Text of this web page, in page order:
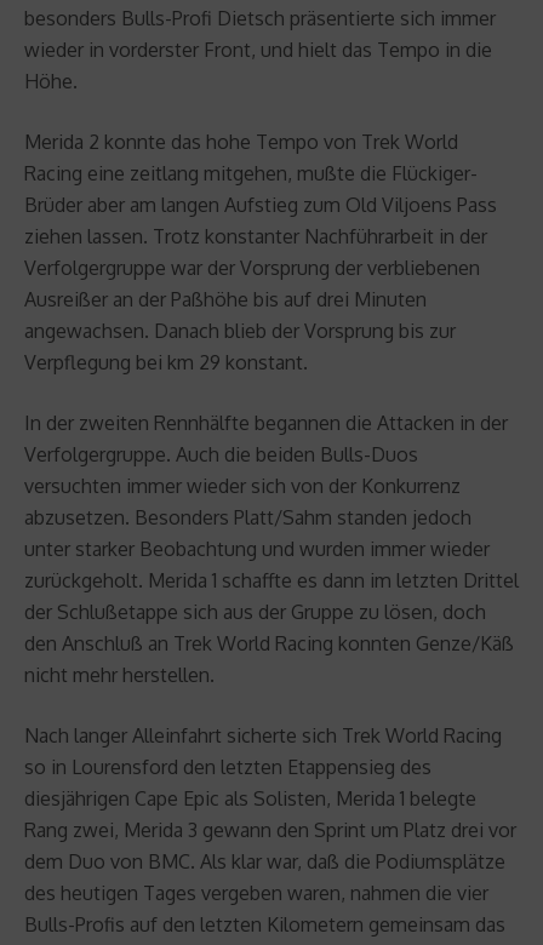
besonders Bulls-Profi Dietsch präsentierte sich immer
wieder in vorderster Front, und hielt das Tempo in die
Höhe.
Merida 2 konnte das hohe Tempo von Trek World
Racing eine zeitlang mitgehen, mußte die Flückiger-
Brüder aber am langen Aufstieg zum Old Viljoens Pass
ziehen lassen. Trotz konstanter Nachführarbeit in der
Verfolgergruppe war der Vorsprung der verbliebenen
Ausreißer an der Paßhöhe bis auf drei Minuten
angewachsen. Danach blieb der Vorsprung bis zur
Verpflegung bei km 29 konstant.
In der zweiten Rennhälfte begannen die Attacken in der
Verfolgergruppe. Auch die beiden Bulls-Duos
versuchten immer wieder sich von der Konkurrenz
abzusetzen. Besonders Platt/Sahm standen jedoch
unter starker Beobachtung und wurden immer wieder
zurückgeholt. Merida 1 schaffte es dann im letzten Drittel
der Schlußetappe sich aus der Gruppe zu lösen, doch
den Anschluß an Trek World Racing konnten Genze/Käß
nicht mehr herstellen.
Nach langer Alleinfahrt sicherte sich Trek World Racing
so in Lourensford den letzten Etappensieg des
diesjährigen Cape Epic als Solisten, Merida 1 belegte
Rang zwei, Merida 3 gewann den Sprint um Platz drei vor
dem Duo von BMC. Als klar war, daß die Podiumsplätze
des heutigen Tages vergeben waren, nahmen die vier
Bulls-Profis auf den letzten Kilometern gemeinsam das